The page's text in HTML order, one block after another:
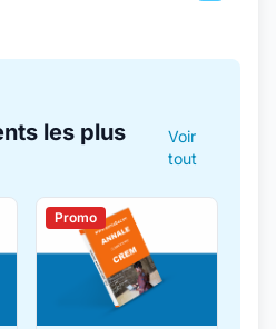
les plus
Voir
tout
Promo